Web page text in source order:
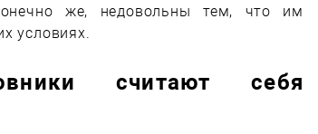
же, недовольны тем, что им
условиях.
считают себя